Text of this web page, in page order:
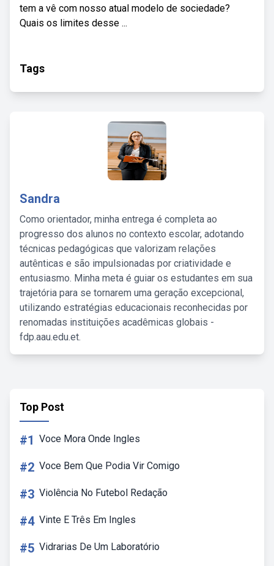
tem a vê com nosso atual modelo de sociedade?
Quais os limites desse ...
Tags
Sandra
Como orientador, minha entrega é completa ao
progresso dos alunos no contexto escolar, adotando
técnicas pedagógicas que valorizam relações
autênticas e são impulsionadas por criatividade e
entusiasmo. Minha meta é guiar os estudantes em sua
trajetória para se tornarem uma geração excepcional,
utilizando estratégias educacionais reconhecidas por
renomadas instituições acadêmicas globais -
fdp.aau.edu.et.
Top Post
#1 Voce Mora Onde Ingles
#2 Voce Bem Que Podia Vir Comigo
#3 Violência No Futebol Redação
#4 Vinte E Três Em Ingles
#5 Vidrarias De Um Laboratório